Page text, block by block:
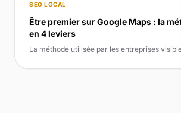
SEO LOCAL
Être premier sur Google Maps : la
en 4 leviers
La méthode utilisée par les entreprises